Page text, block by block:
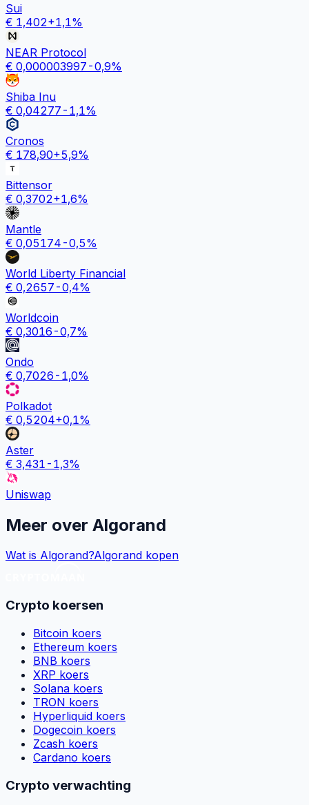
Sui
€ 1,402+1,1%
NEAR Protocol
€ 0,000003997 -0,9%
Shiba Inu
€ 0,04277 -1,1%
Cronos
€ 178,90+5,9%
Bittensor
€ 0,3702+1,6%
Mantle
€ 0,05174 -0,5%
World Liberty Financial
€ 0,2657 -0,4%
Worldcoin
€ 0,3016 -0,7%
Ondo
€ 0,7026 -1,0%
Polkadot
€ 0,5204+0,1%
Aster
€ 3,431 -1,3%
Uniswap
Meer over Algorand
Wat is Algorand?Algorand kopen
Crypto koersen
Bitcoin koers
Ethereum koers
BNB koers
XRP koers
Solana koers
TRON koers
Hyperliquid koers
Dogecoin koers
Zcash koers
Cardano koers
Crypto verwachting